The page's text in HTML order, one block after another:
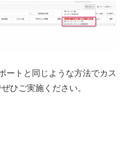
ートと同じような方法でカス
ひご実施ください。